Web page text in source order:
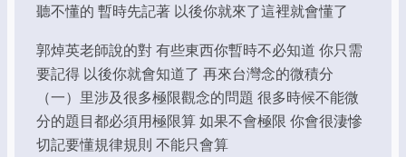
聽不懂的 暫時先記著 以後你就來了這裡就會懂了
郭焯英老師說的對 有些東西你暫時不必知道 你只需
要記得 以後你就會知道了 再來台灣念的微積分
（一）里涉及很多極限觀念的問題 很多時候不能微
分的題目都必須用極限算 如果不會極限 你會很淒慘
切記要懂規律規則 不能只會算